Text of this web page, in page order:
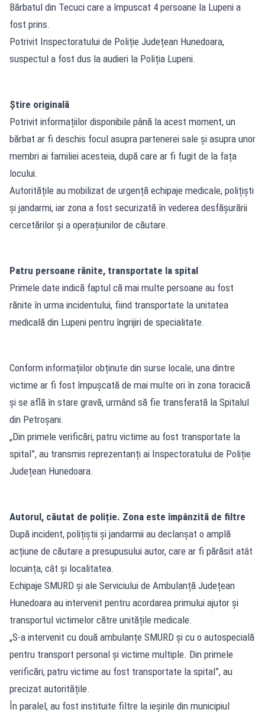
Bărbatul din Tecuci care a împuscat 4 persoane la Lupeni a
fost prins.
Potrivit Inspectoratului de Poliție Județean Hunedoara,
suspectul a fost dus la audieri la Poliția Lupeni.
Știre originală
Potrivit informațiilor disponibile până la acest moment, un
bărbat ar fi deschis focul asupra partenerei sale și asupra unor
membri ai familiei acesteia, după care ar fi fugit de la fața
locului.
Autoritățile au mobilizat de urgență echipaje medicale, polițiști
și jandarmi, iar zona a fost securizată în vederea desfășurării
cercetărilor și a operațiunilor de căutare.
Patru persoane rănite, transportate la spital
Primele date indică faptul că mai multe persoane au fost
rănite în urma incidentului, fiind transportate la unitatea
medicală din Lupeni pentru îngrijiri de specialitate.
Conform informațiilor obținute din surse locale, una dintre
victime ar fi fost împușcată de mai multe ori în zona toracică
și se află în stare gravă, urmând să fie transferată la Spitalul
din Petroșani.
„Din primele verificări, patru victime au fost transportate la
spital”, au transmis reprezentanți ai Inspectoratului de Poliție
Județean Hunedoara.
Autorul, căutat de poliție. Zona este împânzită de filtre
După incident, polițiștii și jandarmii au declanșat o amplă
acțiune de căutare a presupusului autor, care ar fi părăsit atât
locuința, cât și localitatea.
Echipaje SMURD și ale Serviciului de Ambulanță Județean
Hunedoara au intervenit pentru acordarea primului ajutor și
transportul victimelor către unitățile medicale.
„S-a intervenit cu două ambulanțe SMURD și cu o autospecială
pentru transport personal și victime multiple. Din primele
verificări, patru victime au fost transportate la spital”, au
precizat autoritățile.
În paralel, au fost instituite filtre la ieșirile din municipiul